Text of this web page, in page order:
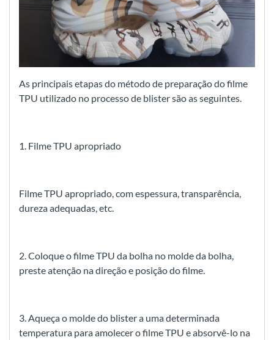
As principais etapas do método de preparação do filme
TPU utilizado no processo de blister são as seguintes.
1. Filme TPU apropriado
Filme TPU apropriado, com espessura, transparência,
dureza adequadas, etc.
2. Coloque o filme TPU da bolha no molde da bolha,
preste atenção na direção e posição do filme.
3. Aqueça o molde do blister a uma determinada
temperatura para amolecer o filme TPU e absorvê-lo na